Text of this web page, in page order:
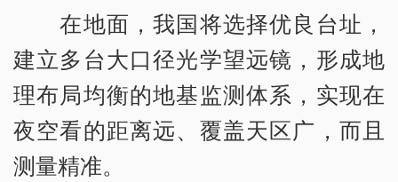
在地面，我国将选择优良台址，
建立多台大口径光学望远镜，形成地
理布局均衡的地基监测体系，实现在
夜空看的距离远、覆盖天区广，而且
测量精准。